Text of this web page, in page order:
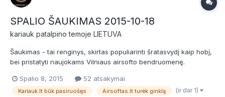
SPALIO ŠAUKIMAS 2015-10-18
kariauk patalpino temoje LIETUVA
Šaukimas - tai renginys, skirtas populiarinti šratasvydį kaip hobį,
bei pristatyti naujokams Vilniaus airsofto bendruomenę.
žaidėjams bei airsofto komandoms. Prieš žaidimą bus NEMOKAMI
dviejų valandų baziniai kariniai mokymai, po jų žaidimas....
Spalio 8, 2015 52 atsakymai
Kariauk.lt būk pasiruošęs Airsoftas.lt turėk ginklą (ir dar 1)